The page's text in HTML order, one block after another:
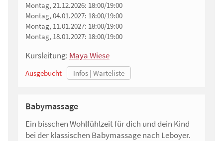
Montag, 21.12.2026: 18:00/19:00
Montag, 04.01.2027: 18:00/19:00
Montag, 11.01.2027: 18:00/19:00
Montag, 18.01.2027: 18:00/19:00
Kursleitung: Maya Wiese
Ausgebucht
Babymassage
Ein bisschen Wohlfühlzeit für dich und dein Kind
bei der klassischen Babymassage nach Leboyer.